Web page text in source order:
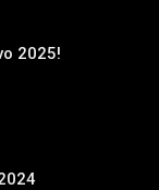
2025!